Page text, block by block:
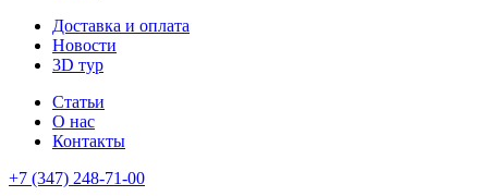
Доставка и оплата
Новости
3D тур
Статьи
О нас
Контакты
+7 (347) 248-71-00